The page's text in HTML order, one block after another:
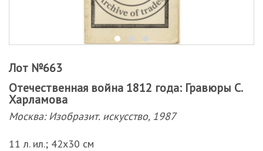
Лот №663
Отечественная война 1812 года: Гравюры С.
Харламова
Москва: Изобразит. искусство, 1987
11 л. ил.; 42х30 см